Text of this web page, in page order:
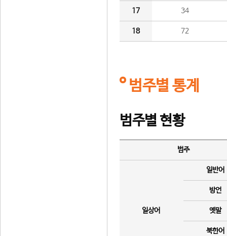
17 34
18 72
범주별 통계
범주별 현황
범주
일상어
일반어
방언
옛말
북한어